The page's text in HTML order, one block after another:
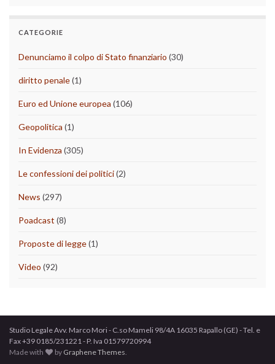
CATEGORIE
Denunciamo il colpo di Stato finanziario (30)
diritto penale(1)
Euro ed Unione europea (106)
Geopolitica (1)
In Evidenza (305)
Le confessioni dei politici(2)
News (297)
Poadcast (8)
Proposte di legge(1)
Video (92)
Studio Legale Avv. Marco Mori - C.so Mameli 98/4A 16035 Rapallo (GE) - Tel. e
Fax +39 0185/231221 - P. Iva 01579720994
Made with
by Graphene Themes.